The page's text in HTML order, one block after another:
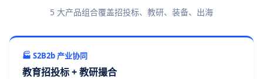
5 大产品组合覆盖招投标、教研、装备、出海
🏭 S2B2b 产业协同
教育招投标 + 教研撮合